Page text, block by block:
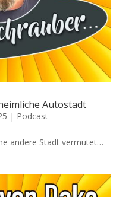
Autostadt
| Podcast
andere Stadt vermutet…